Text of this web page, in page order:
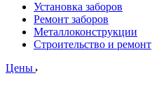
Установка заборов
Ремонт заборов
Металлоконструкции
Строительство и ремонт
Цены